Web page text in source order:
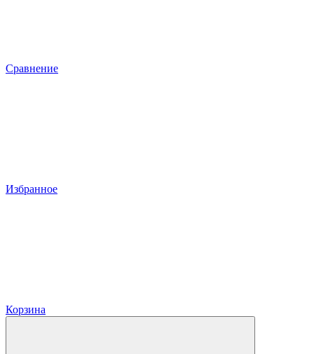
Сравнение
Избранное
Корзина